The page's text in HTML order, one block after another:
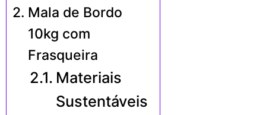
Mala de Bordo
10kg com
Frasqueira
Materiais
Sustentáveis